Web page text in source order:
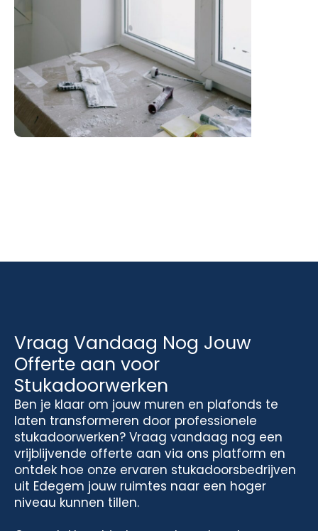
Vraag Vandaag Nog Jouw
Offerte aan voor
Stukadoorwerken
Ben je klaar om jouw muren en plafonds te
laten transformeren door professionele
stukadoorwerken? Vraag vandaag nog een
vrijblijvende offerte aan via ons platform en
ontdek hoe onze ervaren stukadoorsbedrijven
uit Edegem jouw ruimtes naar een hoger
niveau kunnen tillen.